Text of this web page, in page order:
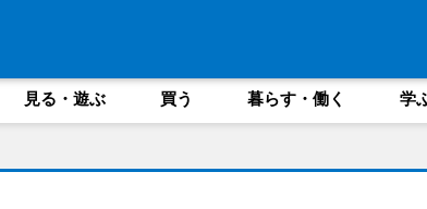
見る・遊ぶ 買う 暮らす・働く 学